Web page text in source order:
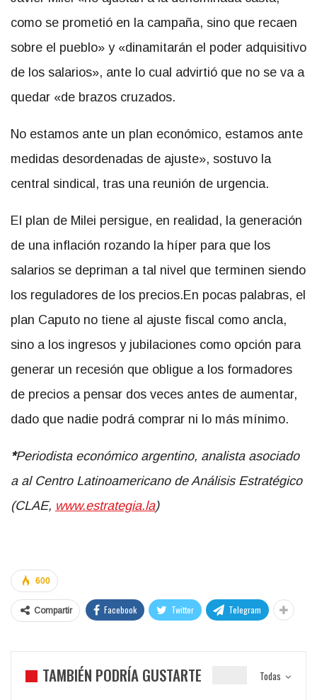
como se prometió en la campaña, sino que recaen
sobre el pueblo» y «dinamitarán el poder adquisitivo
de los salarios», ante lo cual advirtió que no se va a
quedar «de brazos cruzados.
No estamos ante un plan económico, estamos ante
medidas desordenadas de ajuste», sostuvo la
central sindical, tras una reunión de urgencia.
El plan de Milei persigue, en realidad, la generación
de una inflación rozando la híper para que los
salarios se depriman a tal nivel que terminen siendo
los reguladores de los precios.En pocas palabras, el
plan Caputo no tiene al ajuste fiscal como ancla,
sino a los ingresos y jubilaciones como opción para
generar un recesión que obligue a los formadores
de precios a pensar dos veces antes de aumentar,
dado que nadie podrá comprar ni lo más mínimo.
*Periodista económico argentino, analista asociado
a al Centro Latinoamericano de Análisis Estratégico
(CLAE, www.estrategia.la)
600
Compartir Facebook Twitter Telegram
Todas
TAMBIÉN PODRÍA GUSTARTE